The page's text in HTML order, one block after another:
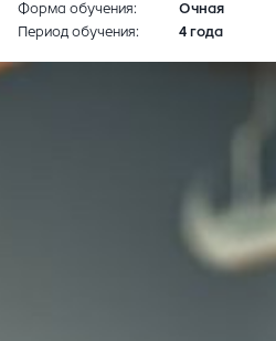
Форма обучения
Очная
Период обучения
4 года